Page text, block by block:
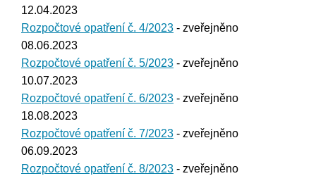
12.04.2023
Rozpočtové opatření č. 4/2023 - zveřejněno
08.06.2023
Rozpočtové opatření č. 5/2023 - zveřejněno
10.07.2023
Rozpočtové opatření č. 6/2023 - zveřejněno
18.08.2023
Rozpočtové opatření č. 7/2023 - zveřejněno
06.09.2023
Rozpočtové opatření č. 8/2023 - zveřejněno